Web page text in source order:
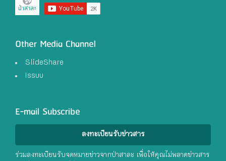
Other Media Channel
SlideShare
Issuu
E-mail Subscribe
ลงทะเบียนรับข่าวสาร
ร่วมลงทะเบียนรับจดหมายข่าวจากป่าสาละ เพื่อให้คุณไม่พลาดข่าวสาร